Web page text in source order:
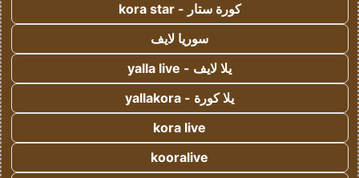
كورة ستار - kora star
سوريا لايف
يلا لايف - yalla live
يلا كورة - yallakora
kora live
kooralive